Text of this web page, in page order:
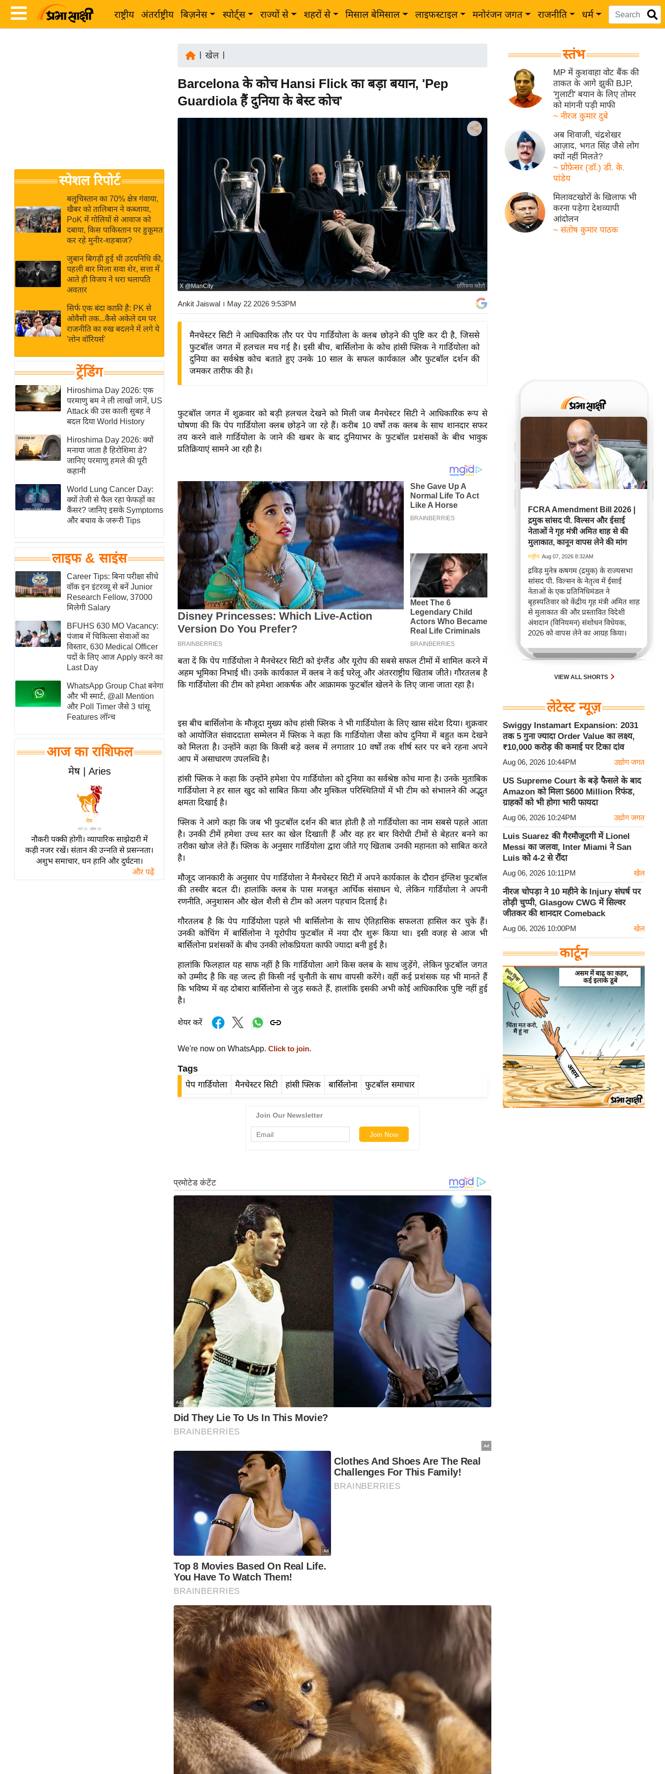
राष्ट्रीय अंतर्राष्ट्रीय बिज़नेस स्पोर्ट्स राज्यों से शहरों से मिसाल बेमिसाल लाइफस्टाइल मनोरंजन जगत राजनीति धर्म
Breaking
News in
Hindi
Hindi
Videos
जगत
राय
बजट
IPL
2026
ई-पेपर
मिसाल बेमिसाल
शख्सियत
यंग इंडिया
साहित्य जगत
ऑटो वर्ल्ड
न्यूज ब्रीफ
मनोरंजन जगत
बॉलीवुड
हॉलीवुड
फिल्म समीक्षा
News
लाइफस्टाइल
टेक्नॉलॉजी
ब्यूटी/फैशन
घरेलू नुस्खे
पर्यटन स्थल
फिटनेस मंत्रा
रिलेशनशिप
विश्लेषण
समसामयिक
मातृभूमि
स्तंभ
एम.
आर.
चाय पर
समीक्षा
व्रत
त्योहार
राशिफल
विशेष
स्पेशल रिपोर्ट
बलूचिस्तान का 70% क्षेत्र गंवाया,
खैबर को तालिबान ने कब्जाया,
PoK में गोलियों से आवाज को
दबाया, किस पाकिस्तान पर हुकूमत
कर रहे मुनीर-शहबाज?
जुबान बिगड़ी हुई थी उदयनिधि की,
पहली बार मिला सवा शेर, सत्ता में
आते ही विजय ने धरा थलापति
अवतार
सिर्फ एक बंदा काफ़ी है: PK से
ओवैसी तक...कैसे अकेले दम पर
राजनीति का रुख बदलने में लगे ये
'लोन वॉरियर्स'
ट्रेंडिंग
Hiroshima Day 2026: एक
परमाणु बम ने ली लाखों जानें, US
Attack की उस काली सुबह ने
बदल दिया World History
Hiroshima Day 2026: क्यों
मनाया जाता है हिरोशिमा डे?
जानिए परमाणु हमले की पूरी
कहानी
World Lung Cancer Day:
क्यों तेजी से फैल रहा फेफड़ों का
कैंसर? जानिए इसके Symptoms
और बचाव के जरूरी Tips
लाइफ & साइंस
Career Tips: बिना परीक्षा सीधे
वॉक इन इंटरव्यू से बनें Junior
Research Fellow, 37000
मिलेगी Salary
BFUHS 630 MO Vacancy:
पंजाब में चिकित्सा सेवाओं का
विस्तार, 630 Medical Officer
पदों के लिए आज Apply करने का
Last Day
WhatsApp Group Chat बनेगा
और भी स्मार्ट, @all Mention
और Poll Timer जैसे 3 धांसू
Features लॉन्च
आज का राशिफल
मेष | Aries
नौकरी पक्की होगी। व्यापारिक साझेदारी में
कड़ी नजर रखें। संतान की उन्नति से प्रसन्नता।
अशुभ समाचार, धन हानि और दुर्घटना।
और पढ़ें
खेल|
Barcelona के कोच Hansi Flick का बड़ा बयान, 'Pep
Guardiola हैं दुनिया के बेस्ट कोच'
प्रतिरूप फोटो
X @ManCity
Ankit Jaiswal । May 22 2026 9:53PM
मैनचेस्टर सिटी ने आधिकारिक तौर पर पेप गार्डियोला के क्लब छोड़ने की पुष्टि कर दी है, जिससे
फुटबॉल जगत में हलचल मच गई है। इसी बीच, बार्सिलोना के कोच हांसी फ्लिक ने गार्डियोला को
दुनिया का सर्वश्रेष्ठ कोच बताते हुए उनके 10 साल के सफल कार्यकाल और फुटबॉल दर्शन की
जमकर तारीफ की है।
फुटबॉल जगत में शुक्रवार को बड़ी हलचल देखने को मिली जब मैनचेस्टर सिटी ने आधिकारिक रूप से
घोषणा की कि पेप गार्डियोला क्लब छोड़ने जा रहे हैं। करीब 10 वर्षों तक क्लब के साथ शानदार सफर
तय करने वाले गार्डियोला के जाने की खबर के बाद दुनियाभर के फुटबॉल प्रशंसकों के बीच भावुक
प्रतिक्रियाएं सामने आ रही है।
बता दें कि पेप गार्डियोला ने मैनचेस्टर सिटी को इंग्लैंड और यूरोप की सबसे सफल टीमों में शामिल करने में
अहम भूमिका निभाई थी। उनके कार्यकाल में क्लब ने कई घरेलू और अंतरराष्ट्रीय खिताब जीते। गौरतलब है
कि गार्डियोला की टीम को हमेशा आकर्षक और आक्रामक फुटबॉल खेलने के लिए जाना जाता रहा है।
इस बीच बार्सिलोना के मौजूदा मुख्य कोच हांसी फ्लिक ने भी गार्डियोला के लिए खास संदेश दिया। शुक्रवार
को आयोजित संवाददाता सम्मेलन में फ्लिक ने कहा कि गार्डियोला जैसा कोच दुनिया में बहुत कम देखने
को मिलता है। उन्होंने कहा कि किसी बड़े क्लब में लगातार 10 वर्षों तक शीर्ष स्तर पर बने रहना अपने
आप में असाधारण उपलब्धि है।
हांसी फ्लिक ने कहा कि उन्होंने हमेशा पेप गार्डियोला को दुनिया का सर्वश्रेष्ठ कोच माना है। उनके मुताबिक
गार्डियोला ने हर साल खुद को साबित किया और मुश्किल परिस्थितियों में भी टीम को संभालने की अद्भुत
क्षमता दिखाई है।
फ्लिक ने आगे कहा कि जब भी फुटबॉल दर्शन की बात होती है तो गार्डियोला का नाम सबसे पहले आता
है। उनकी टीमें हमेशा उच्च स्तर का खेल दिखाती हैं और वह हर बार विरोधी टीमों से बेहतर बनने का
तरीका खोज लेते हैं। फ्लिक के अनुसार गार्डियोला द्वारा जीते गए खिताब उनकी महानता को साबित करते
है।
मौजूद जानकारी के अनुसार पेप गार्डियोला ने मैनचेस्टर सिटी में अपने कार्यकाल के दौरान इंग्लिश फुटबॉल
की तस्वीर बदल दी। हालांकि क्लब के पास मजबूत आर्थिक संसाधन थे, लेकिन गार्डियोला ने अपनी
रणनीति, अनुशासन और खेल शैली से टीम को अलग पहचान दिलाई है।
गौरतलब है कि पेप गार्डियोला पहले भी बार्सिलोना के साथ ऐतिहासिक सफलता हासिल कर चुके हैं।
उनकी कोचिंग में बार्सिलोना ने यूरोपीय फुटबॉल में नया दौर शुरू किया था। इसी वजह से आज भी
बार्सिलोना प्रशंसकों के बीच उनकी लोकप्रियता काफी ज्यादा बनी हुई है।
हालांकि फिलहाल यह साफ नहीं है कि गार्डियोला आगे किस क्लब के साथ जुड़ेंगे, लेकिन फुटबॉल जगत
को उम्मीद है कि वह जल्द ही किसी नई चुनौती के साथ वापसी करेंगे। वहीं कई प्रशंसक यह भी मानते हैं
कि भविष्य में वह दोबारा बार्सिलोना से जुड़ सकते हैं, हालांकि इसकी अभी कोई आधिकारिक पुष्टि नहीं हुई
है।
शेयर करें
We're now on WhatsApp. Click to join.
Tags
पेप गार्डियोला मैनचेस्टर सिटी हांसी फ्लिक बार्सिलोना फुटबॉल समाचार
स्तंभ
MP में कुशवाहा वोट बैंक की
ताकत के आगे झुकी BJP,
'गुलाटी' बयान के लिए तोमर
को मांगनी पड़ी माफी
~ नीरज कुमार दुबे
अब शिवाजी, चंद्रशेखर
आज़ाद, भगत सिंह जैसे लोग
क्यों नहीं मिलते?
~ प्रोफ़ेसर (डॉ.) डी. के.
पांडेय
मिलावटखोरों के खिलाफ भी
करना पड़ेगा देशव्यापी
आंदोलन
~ संतोष कुमार पाठक
FCRA Amendment Bill 2026 |
द्रमुक सांसद पी. विल्सन और ईसाई
नेताओं ने गृह मंत्री अमित शाह से की
मुलाकात, कानून वापस लेने की मांग
राष्ट्रीय Aug 07, 2026 8:32AM
द्रविड़ मुनेत्र कषगम (द्रमुक) के राज्यसभा
सांसद पी. विल्सन के नेतृत्व में ईसाई
नेताओं के एक प्रतिनिधिमंडल ने
बृहस्पतिवार को केंद्रीय गृह मंत्री अमित शाह
से मुलाकात की और प्रस्तावित विदेशी
अंशदान (विनियमन) संशोधन विधेयक,
2026 को वापस लेने का आग्रह किया।
VIEW ALL SHORTS
लेटेस्ट न्यूज़
Swiggy Instamart Expansion: 2031
तक 5 गुना ज्यादा Order Value का लक्ष्य,
₹10,000 करोड़ की कमाई पर टिका दांव
Aug 06, 2026 10:44PM उद्योग जगत
US Supreme Court के बड़े फैसले के बाद
Amazon को मिला $600 Million रिफंड,
ग्राहकों को भी होगा भारी फायदा
Aug 06, 2026 10:24PM उद्योग जगत
Luis Suarez की गैरमौजूदगी में Lionel
Messi का जलवा, Inter Miami ने San
Luis को 4-2 से रौंदा
Aug 06, 2026 10:11PM खेल
नीरज चोपड़ा ने 10 महीने के Injury संघर्ष पर
तोड़ी चुप्पी, Glasgow CWG में सिल्वर
जीतकर की शानदार Comeback
Aug 06, 2026 10:00PM खेल
कार्टून